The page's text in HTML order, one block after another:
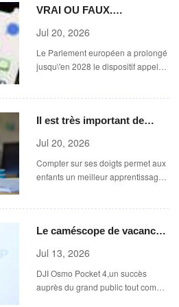
international des mathématiciens à
VRAI OU FAUX.
Surveillance de masse,
du chiffrement... On a
vérifié six affirmations
Control&#92;" dans l'Union
européenne
Jul 20, 2026
Le Parlement européen a prolongé
jusqu\'en 2028 le dispositif appelé
Il est très important de
compter sur ses doigts
Jul 20, 2026
Compter sur ses doigts permet aux
enfants un meilleur apprentissage
Le caméscope de vacances
a bien changé
Jul 13, 2026
DJI Osmo Pocket 4,un succès
auprès du grand public tout comme